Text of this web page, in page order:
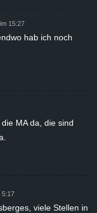
15:27
hab ich noch
MA da, die sind
5:17
viele Stellen in